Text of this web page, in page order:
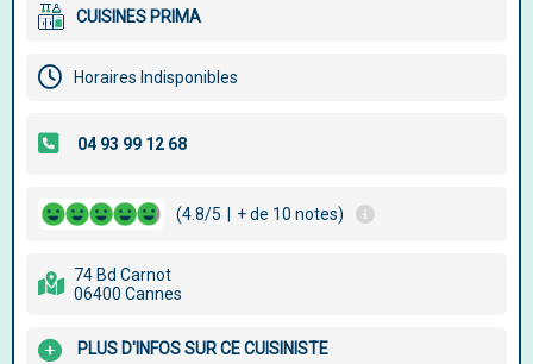
CUISINES PRIMA
Horaires Indisponibles
(4.8/5 + de 10 notes)
74 Bd Carnot
06400 Cannes
PLUS D'INFOS SUR CE CUISINISTE